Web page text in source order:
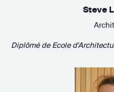
Steve
Diplômé deEcole